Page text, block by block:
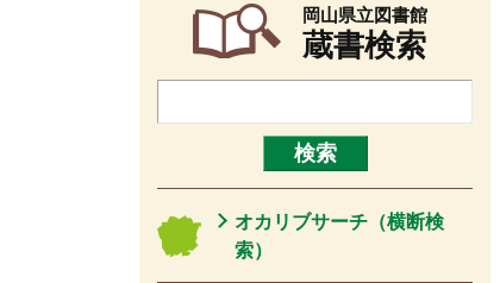
岡山県立図書館
蔵書検索
オカリブサーチ（横断検
索）